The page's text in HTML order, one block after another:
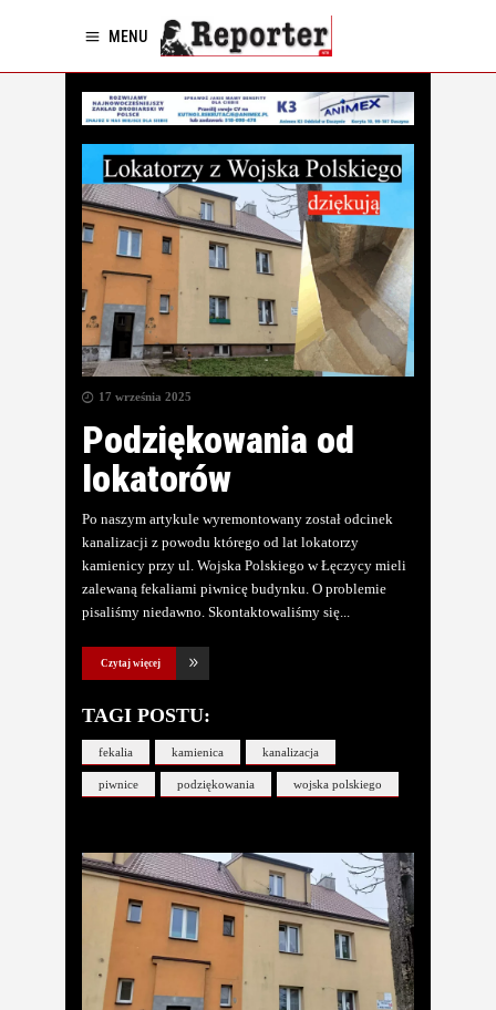
MENU
17 września 2025
Podziękowania od
lokatorów
Po naszym artykule wyremontowany został odcinek
kanalizacji z powodu którego od lat lokatorzy
kamienicy przy ul. Wojska Polskiego w Łęczycy mieli
zalewaną fekaliami piwnicę budynku. O problemie
pisaliśmy niedawno. Skontaktowaliśmy się
Czytaj więcej
TAGI POSTU:
fekalia kamienica kanalizacja
piwnice podziękowania wojska polskiego